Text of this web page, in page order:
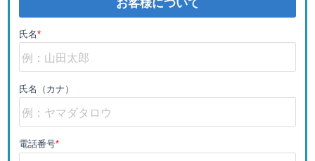
氏名*
氏名（カナ）
電話番号*